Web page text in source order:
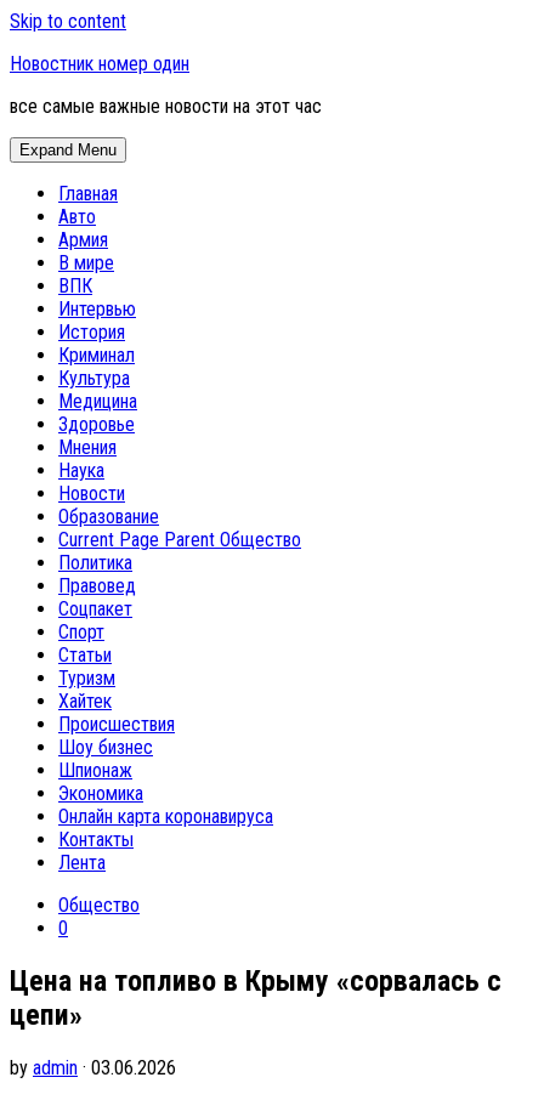
Skip to content
Новостник номер один
все самые важные новости на этот час
Expand Menu
Главная
Авто
Армия
В мире
ВПК
Интервью
История
Криминал
Культура
Медицина
Здоровье
Мнения
Наука
Новости
Образование
Current Page Parent Общество
Политика
Правовед
Соцпакет
Спорт
Статьи
Туризм
Хайтек
Происшествия
Шоу бизнес
Шпионаж
Экономика
Онлайн карта коронавируса
Контакты
Лента
Общество
0
Цена на топливо в Крыму «сорвалась с
цепи»
by admin · 03.06.2026